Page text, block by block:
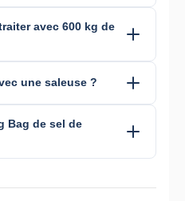
avec 600 kg de
une saleuse ?
Bag de sel de